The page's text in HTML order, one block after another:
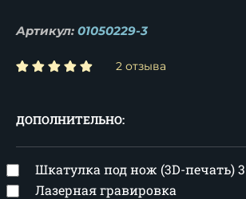
Артикул: 01050229-3
2 отзыва
ДОПОЛНИТЕЛЬНО:
Шкатулка под нож (3D-печать)
Лазерная гравировка